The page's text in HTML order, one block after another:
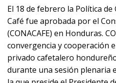
El 18 de febrero la Política
Café fue aprobada por el
(CONACAFE) en Honduras.
convergencia y cooperación
privado cafetalero
durante una sesión plenaria